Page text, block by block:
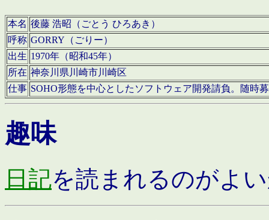
本名 後藤 浩昭（ごとう ひろあき）
呼称 GORRY（ごりー）
出生 1970年（昭和45年）
所在 神奈川県川崎市川崎区
仕事 SOHO形態を中心としたソフトウェア開発請負。随時
趣味
日記を読まれるのがよ